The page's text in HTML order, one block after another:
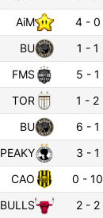
AiM 4- 0
BU 1 - 1
FMS 5 - 1
TOR 1 - 2
BU 6 - 1
PEAKY 3 - 1
CAO 0 - 10
BULLS 2- 2